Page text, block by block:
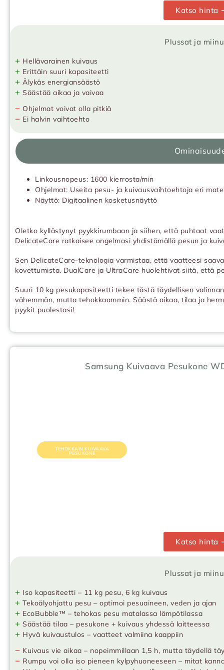
Katso hinta
Plussat ja
+ Hellävarainen kuivaus
+ Erittäin suuri kapasiteetti
+ Älykäs energiansäästö
+ Säästää aikaa ja vaivaa
− Ohjelmat voivat olla pitkiä
− Ei halvin vaihtoehto
Linkousnopeus: 1600 kierrosta/min
Ohjelmat: Useita pesu- ja kuivausvaihtoehtoja eri
Näyttö: Digitaalinen kosketusnäyttö
Oletko kyllästynyt pyykkirumbaan ja siihen, että puhtaat
DelicateCare ratkaisee ongelmasi yhdistämällä pesun ja
Sen DelicateCare-teknologia varmistaa, että vaatteesi
kovettumista. DualCare ja UltraCare huolehtivat siitä, että
Suuri 10 kg pesukapasiteetti tekee tästä täydellisen
vähemmän, mutta tehokkaammin. Säästä aikaa, tilaa ja
pyykit puolestasi!
Samsung Kuivaava Pesukone
TEHOKKAIN KUIVAAVA
PESUKONE
Katso hinta
Plussat ja
+ Iso kapasiteetti – 11 kg pesu, 6 kg kuivaus
+ Tekoälyohjattu pesu – optimoi pesuaineen, veden ja ajan
+ EcoBubble™ – tehokas pesu matalassa lämpötilassa
+ Säästää tilaa – pesukone + kuivaus yhdessä laitteessa
+ Hyvä kuivaustulos – vaatteet valmiina kaappiin
− Kuivaus vie aikaa – nopeimmillaan 1,5 h, mutta täydellä
− Rumpu voi olla iso pieneen kylpyhuoneeseen – mitat